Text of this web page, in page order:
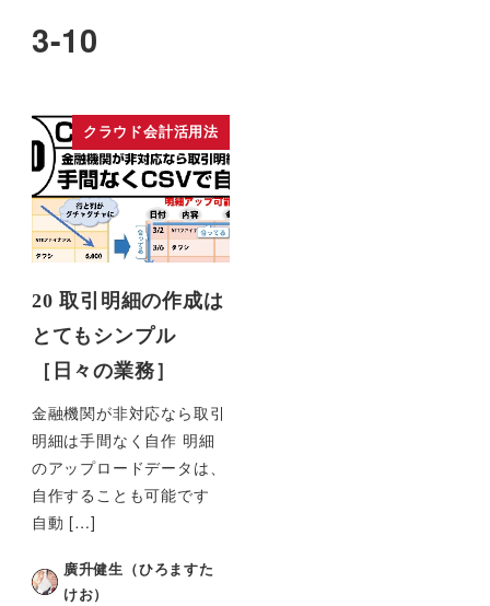
3-10
クラウド会計活用法
20 取引明細の作成は
とてもシンプル
［日々の業務］
金融機関が非対応なら取引
明細は手間なく自作 明細
のアップロードデータは、
自作することも可能です
自動 […]
廣升健生（ひろますた
けお）